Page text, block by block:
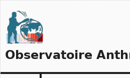
to
content
Observatoire